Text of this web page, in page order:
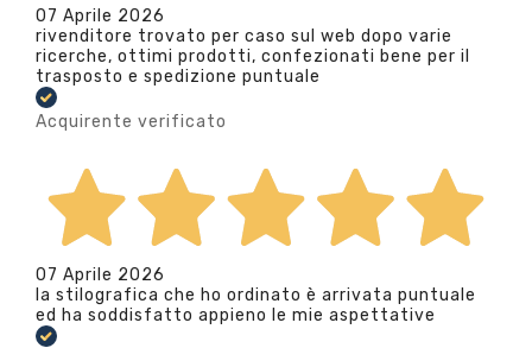
07 Aprile 2026
rivenditore trovato per caso sul web dopo varie
ricerche, ottimi prodotti, confezionati bene per il
trasposto e spedizione puntuale
Acquirente verificato
07 Aprile 2026
la stilografica che ho ordinato è arrivata puntuale
ed ha soddisfatto appieno le mie aspettative